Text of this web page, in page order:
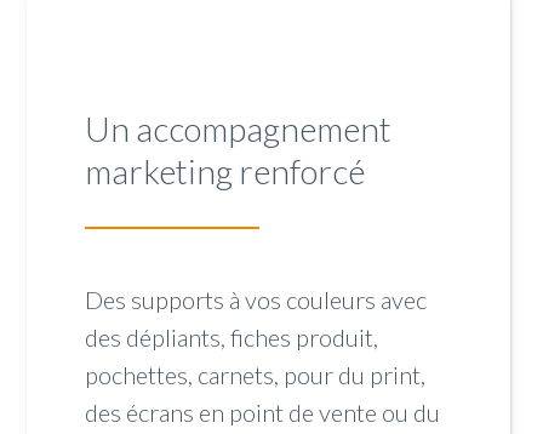
Un accompagnement
marketing renforcé
Des supports à vos couleurs avec
des dépliants, fiches produit,
pochettes, carnets, pour du print,
des écrans en point de vente ou du